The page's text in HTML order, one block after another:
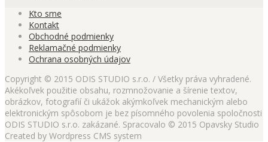
Kto sme
Kontakt
Obchodné podmienky
Reklamačné podmienky
Ochrana osobných údajov
Copyright © 2015 ODIS STUDIO s.r.o. / Všetky práva vyhradené.
Akékoľvek použitie obsahu, rozmnožovanie a šírenie textov,
obrázkov, fotografií či ukážok akýmkoľvek mechanickým alebo
elektronickým spôsobom je bez písomného povolenia spoločnosti
ODIS STUDIO s.r.o. zakázané. Spracovalo © 2015 Opavsky Studio
Created by Wordpress CMS system